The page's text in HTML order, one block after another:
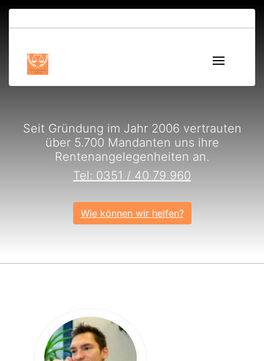
Seit Gründung im Jahr 2006 vertrauten
über 5.700 Mandanten uns ihre
Rentenangelegenheiten an.
Tel: 0351 / 40 79 960
Wie können wir helfen?